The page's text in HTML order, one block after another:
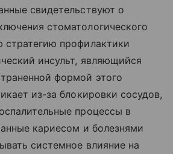
свидетельствуют о
стоматологического
профилактики
инсульт, являющийся
формой этого
из-за блокировки сосудов,
процессы в
кариесом и болезнями
системное влияние на